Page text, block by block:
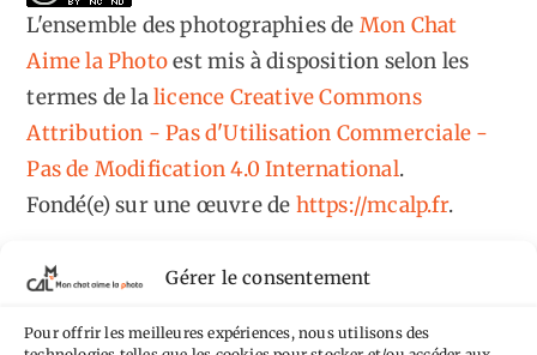
Gérer le consentement
Pour offrir les meilleures expériences, nous utilisons des
L'ensemble des photographiesde Mon Chat
Aime la Photoest mis à disposition selon les
termes de lalicence Creative Commons
Attribution - Pas d'Utilisation Commerciale -
Pas de Modification 4.0 International.
Fondé(e) sur une œuvre de https://mcalp.fr.